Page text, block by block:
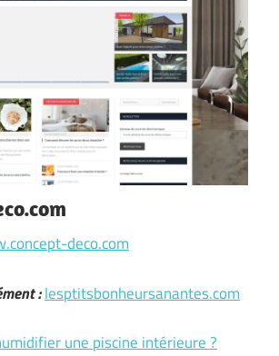
deco.com
:lesptitsbonheursanantes.com
une piscine intérieure ?